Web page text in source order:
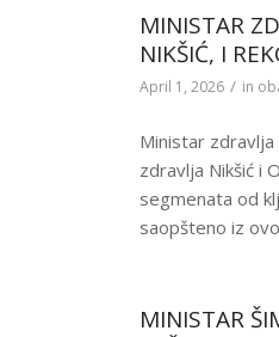
MINISTAR
NIKŠIĆ, I
April 1, 2026 / in
Ministar
zdravlja Nikšić i
segmenata od
saopšteno iz
MINISTAR